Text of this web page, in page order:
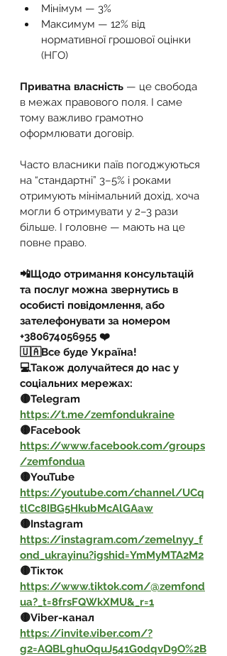
Мінімум — 3%
Максимум — 12% від
нормативної грошової оцінки
(НГО)
Приватна власність — це свобода
в межах правового поля. І саме
тому важливо грамотно
оформлювати договір.
Часто власники паїв погоджуються
на “стандартні” 3–5% і роками
отримують мінімальний дохід, хоча
могли б отримувати у 2–3 рази
більше. І головне — мають на це
повне право.
📲Щодо отримання консультацій
та послуг можна звернутись в
особисті повідомлення, або
зателефонувати за номером
+380674056955 ❤️
🇺🇦Все буде Україна!
💻Також долучайтеся до нас у
соціальних мережах:
🟡Telegram
https://t.me/zemfondukraine
🟡Facebook
https://www.facebook.com/groups
/zemfondua
🟡YouTube
https://youtube.com/channel/UCq
tlCc8IBG5HkubMcAlGAaw
🟡Instagram
https://instagram.com/zemelnyy_f
ond_ukrayinu?igshid=YmMyMTA2M2
🟡Тікток
https://www.tiktok.com/@zemfond
ua?_t=8frsFQWkXMU&_r=1
🟡Viber-канал
https://invite.viber.com/?
g2=AQBLghuOquJ541G0dqvD9O%2B